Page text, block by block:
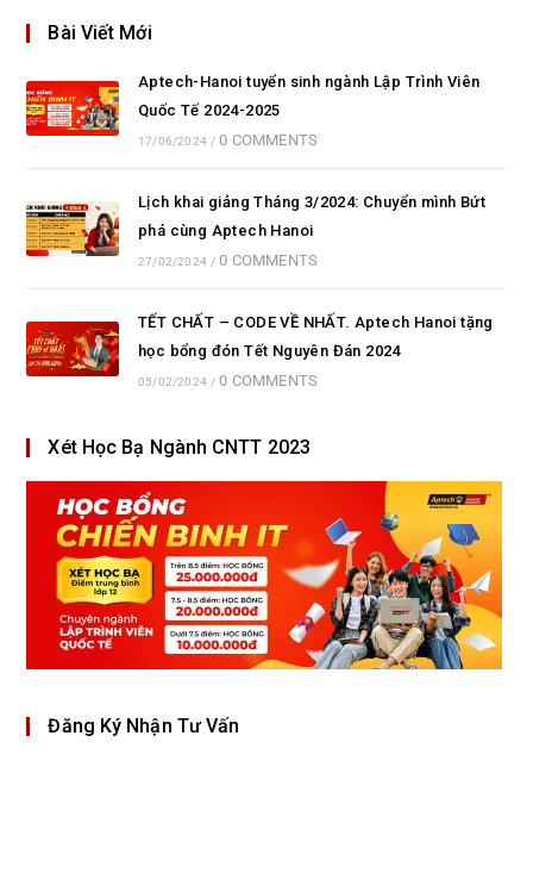
Bài Viết Mới
Aptech-Hanoi tuyển sinh ngành Lập Trình Viên
Quốc Tế 2024-2025
17/06/2024 / 0 COMMENTS
Lịch khai giảng Tháng 3/2024: Chuyển mình Bứt
phá cùng Aptech Hanoi
27/02/2024 / 0 COMMENTS
TẾT CHẤT – CODE VỀ NHẤT. Aptech Hanoi tặng
học bổng đón Tết Nguyên Đán 2024
05/02/2024 / 0 COMMENTS
Xét Học Bạ Ngành CNTT 2023
Đăng Ký Nhận Tư Vấn